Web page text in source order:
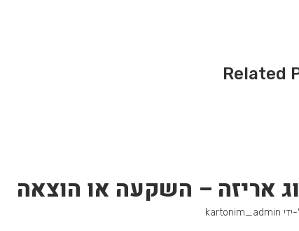
Related
אריזה – השקעה או הוצאה
kartonim_admin